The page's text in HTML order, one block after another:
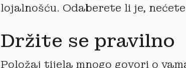
lojalnošću. Odaberete li je,
Držite se pravilno
Položaj tijela mnogo govori o